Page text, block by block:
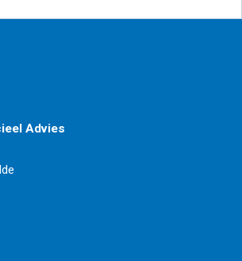
Advies